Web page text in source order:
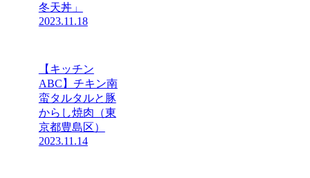
冬天丼」
2023.11.18
【キッチン
ABC】チキン南
蛮タルタルと豚
からし焼肉（東
京都豊島区）
2023.11.14